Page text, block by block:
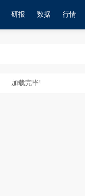
研报 数据 行情
加载完毕!